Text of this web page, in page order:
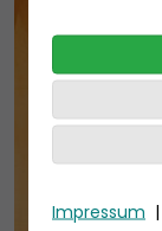
Impressum |